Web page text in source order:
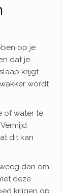
op je
dat je
krijgt.
wordt
of water te
dit kan
dan om
deze
krijgen op